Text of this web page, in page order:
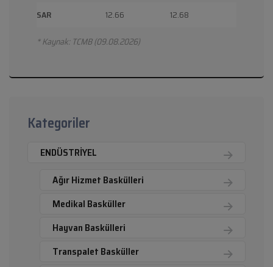
SAR
12.66
12.68
* Kaynak: TCMB (09.08.2026)
Kategoriler
ENDÜSTRİYEL
Ağır Hizmet Baskülleri
Medikal Basküller
Hayvan Baskülleri
Transpalet Basküller